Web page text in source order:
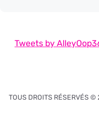
Tweets by
TOUS DROITS RÉSERVÉS